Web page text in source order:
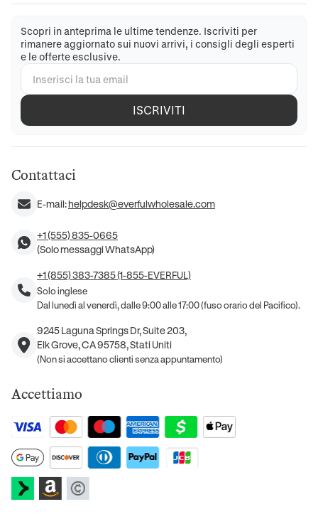
Scopri in anteprima le ultime tendenze. Iscriviti per
rimanere aggiornato sui nuovi arrivi, i consigli degli esperti
e le offerte esclusive.
ISCRIVITI
Contattaci
E-mail:helpdesk@everfulwholesale.com
+1 (555) 835-0665
(Solo messaggi WhatsApp)
+1 (855) 383-7385 (1-855-EVERFUL)
Solo inglese
Dal lunedì al venerdì, dalle 9:00 alle 17:00 (fuso orario del Pacifico).
9245 Laguna Springs Dr, Suite 203,
Elk Grove, CA 95758, Stati Uniti
(Non si accettano clienti senza appuntamento)
Accettiamo